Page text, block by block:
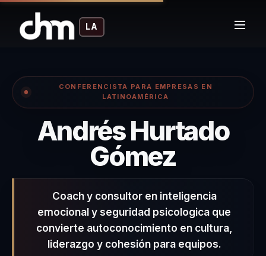
LA
CONFERENCISTA PARA EMPRESAS EN
LATINOAMÉRICA
Andrés Hurtado
Gómez–
Coach y consultor en inteligencia
emocional y seguridad psicologica que
convierte autoconocimiento en cultura,
liderazgo y cohesión para equipos.